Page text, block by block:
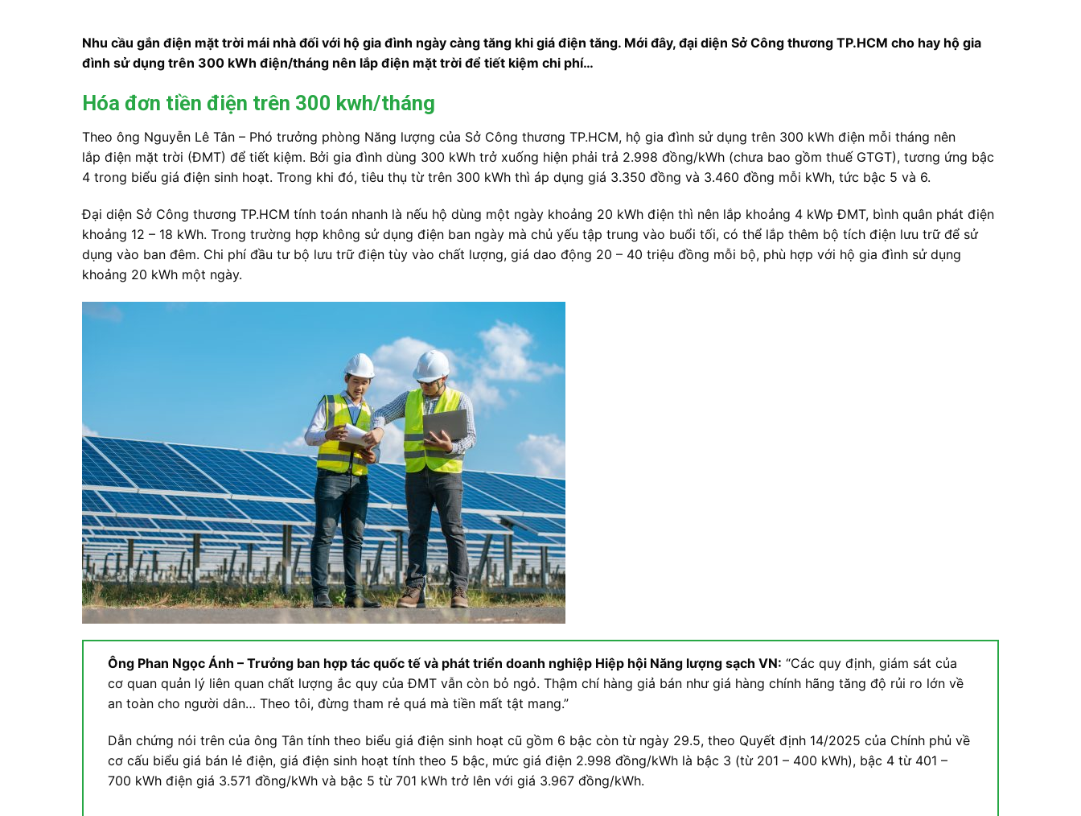
Nhu cầu gắn điện mặt trời mái nhà đối với hộ gia đình ngày càng tăng khi giá điện tăng. Mới đây, đại diện Sở Công thương TP.HCM cho hay hộ gia
đình sử dụng trên 300 kWh điện/tháng nên lắp điện mặt trời để tiết kiệm chi phí…
Hóa đơn tiền điện trên 300 kwh/tháng
Theo ông Nguyễn Lê Tân – Phó trưởng phòng Năng lượng của Sở Công thương TP.HCM, hộ gia đình sử dụng trên 300 kWh điện mỗi tháng nên
lắp điện mặt trời (ĐMT) để tiết kiệm. Bởi gia đình dùng 300 kWh trở xuống hiện phải trả 2.998 đồng/kWh (chưa bao gồm thuế GTGT), tương ứng bậc
4 trong biểu giá điện sinh hoạt. Trong khi đó, tiêu thụ từ trên 300 kWh thì áp dụng giá 3.350 đồng và 3.460 đồng mỗi kWh, tức bậc 5 và 6.
Đại diện Sở Công thương TP.HCM tính toán nhanh là nếu hộ dùng một ngày khoảng 20 kWh điện thì nên lắp khoảng 4 kWp ĐMT, bình quân phát điện
khoảng 12 – 18 kWh. Trong trường hợp không sử dụng điện ban ngày mà chủ yếu tập trung vào buổi tối, có thể lắp thêm bộ tích điện lưu trữ để sử
dụng vào ban đêm. Chi phí đầu tư bộ lưu trữ điện tùy vào chất lượng, giá dao động 20 – 40 triệu đồng mỗi bộ, phù hợp với hộ gia đình sử dụng
khoảng 20 kWh một ngày.
Ông Phan Ngọc Ánh – Trưởng ban hợp tác quốc tế và phát triển doanh nghiệp Hiệp hội Năng lượng sạch VN: “Các quy định, giám sát của
cơ quan quản lý liên quan chất lượng ắc quy của ĐMT vẫn còn bỏ ngỏ. Thậm chí hàng giả bán như giá hàng chính hãng tăng độ rủi ro lớn về
an toàn cho người dân… Theo tôi, đừng tham rẻ quá mà tiền mất tật mang.”
Dẫn chứng nói trên của ông Tân tính theo biểu giá điện sinh hoạt cũ gồm 6 bậc còn từ ngày 29.5, theo Quyết định 14/2025 của Chính phủ về
cơ cấu biểu giá bán lẻ điện, giá điện sinh hoạt tính theo 5 bậc, mức giá điện 2.998 đồng/kWh là bậc 3 (từ 201 – 400 kWh), bậc 4 từ 401 –
700 kWh điện giá 3.571 đồng/kWh và bậc 5 từ 701 kWh trở lên với giá 3.967 đồng/kWh.